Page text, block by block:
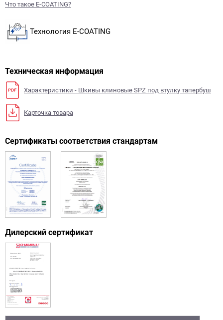
Что такое E-COATING?
Технология E-COATING
Техническая информация
Характеристики - Шкивы клиновые SPZ под втулку тапербуш
Карточка товара
Сертификаты соответствия стандартам
Дилерский сертификат